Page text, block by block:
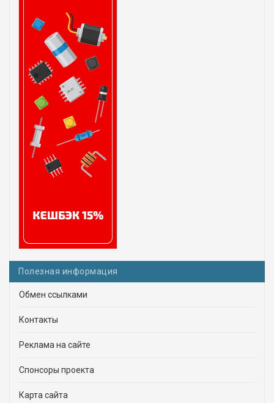
Полезная информация
Обмен ссылками
Контакты
Реклама на сайте
Спонсоры проекта
Карта сайта